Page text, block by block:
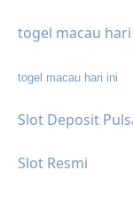
togel macau
togel macau hari ini
Slot Deposit
Slot Resmi